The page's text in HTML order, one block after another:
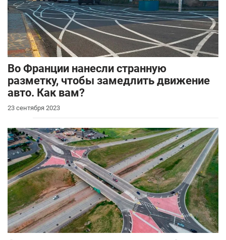
Во Франции нанесли странную
разметку, чтобы замедлить движение
авто. Как вам?
23 сентября 2023